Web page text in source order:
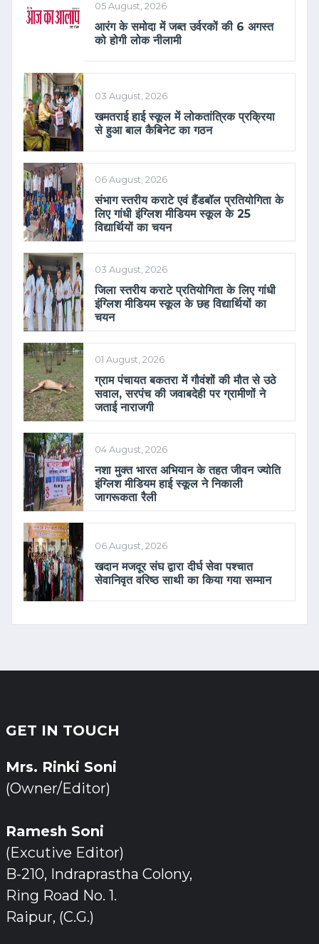
05 August, 2026
आरंग के समोदा में जब्त उर्वरकों की 6 अगस्त
को होगी लोक नीलामी
03 August, 2026
खमतराई हाई स्कूल में लोकतांत्रिक प्रक्रिया
से हुआ बाल कैबिनेट का गठन
06 August, 2026
संभाग स्तरीय कराटे एवं हैंडबॉल प्रतियोगिता के
लिए गांधी इंग्लिश मीडियम स्कूल के 25
विद्यार्थियों का चयन
03 August, 2026
जिला स्तरीय कराटे प्रतियोगिता के लिए गांधी
इंग्लिश मीडियम स्कूल के छह विद्यार्थियों का
चयन
01 August, 2026
ग्राम पंचायत बकतरा में गौवंशों की मौत से उठे
सवाल, सरपंच की जवाबदेही पर ग्रामीणों ने
जताई नाराजगी
04 August, 2026
नशा मुक्त भारत अभियान के तहत जीवन ज्योति
इंग्लिश मीडियम हाई स्कूल ने निकाली
जागरूकता रैली
06 August, 2026
खदान मजदूर संघ द्वारा दीर्घ सेवा पश्चात
सेवानिवृत वरिष्ठ साथी का किया गया सम्मान
GET IN TOUCH
Mrs. Rinki Soni
(Owner/Editor)
Ramesh Soni
(Excutive Editor)
B-210, Indraprastha Colony,
Ring Road No. 1.
Raipur, (C.G.)